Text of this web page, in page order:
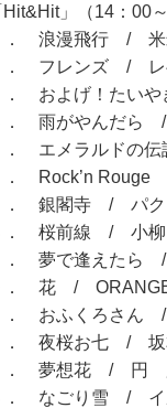
Hit&Hit」（14：00
浪漫飛行 / 米
フレンズ / レ
およげ！たい
雨がやんだら
エメラルドの
Rock’n
銀閣寺 / パク
桜前線 / 小柳
夢で逢えたら /
． 花 / ORANGE
． おふくろさ
． 夜桜お七 /
． 夢想花 / 円
． なごり雪 / イ